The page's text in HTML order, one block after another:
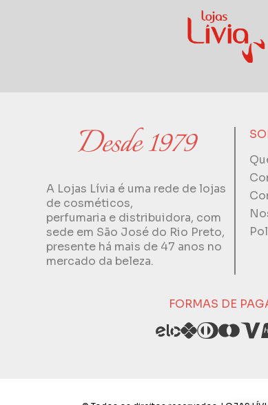
A Lojas Lívia é uma rede de lojas
de cosméticos,
perfumaria e distribuidora, com
sede em São José do Rio Preto,
presente há mais de 47 anos no
mercado da beleza.
FORMAS DE